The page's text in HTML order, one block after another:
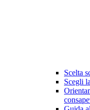
Scelta
Scegli